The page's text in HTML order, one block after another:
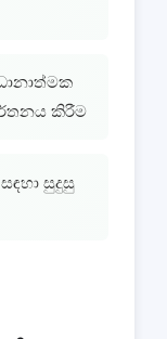
කිරීම
සුදුසු